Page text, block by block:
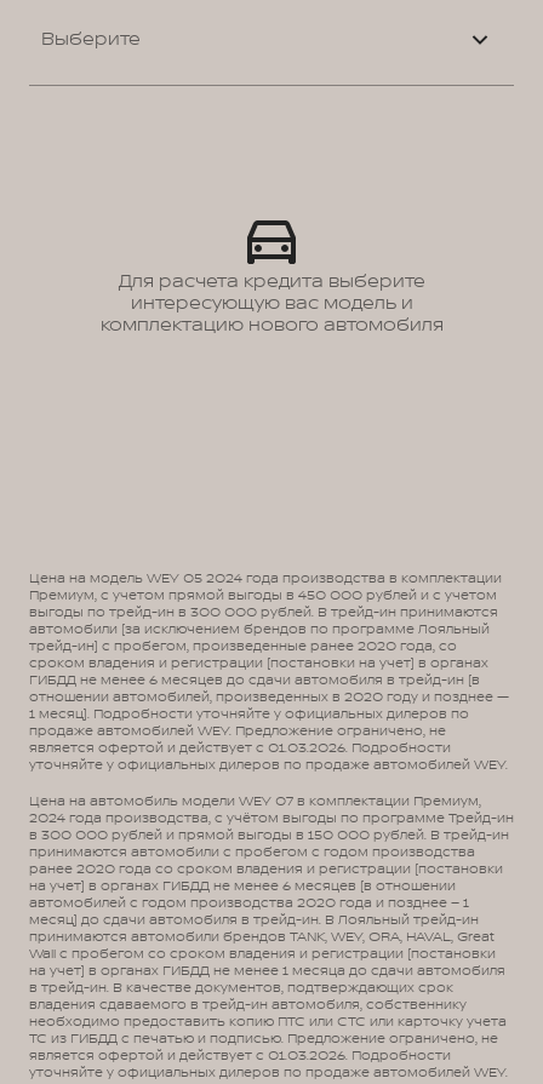
Выберите
Для расчета кредита выберите
интересующую вас модель и
комплектацию нового автомобиля
Цена на модель WEY 05 2024 года производства в комплектации
Премиум, с учетом прямой выгоды в 450 000 рублей и с учетом
выгоды по трейд-ин в 300 000 рублей. В трейд-ин принимаются
автомобили (за исключением брендов по программе Лояльный
трейд-ин) с пробегом, произведенные ранее 2020 года, со
сроком владения и регистрации (постановки на учет) в органах
ГИБДД не менее 6 месяцев до сдачи автомобиля в трейд-ин (в
отношении автомобилей, произведенных в 2020 году и позднее —
1 месяц). Подробности уточняйте у официальных дилеров по
продаже автомобилей WEY. Предложение ограничено, не
является офертой и действует с 01.03.2026. Подробности
уточняйте у официальных дилеров по продаже автомобилей WEY.
Цена на автомобиль модели WEY 07 в комплектации Премиум,
2024 года производства, с учётом выгоды по программе Трейд-ин
в 300 000 рублей и прямой выгоды в 150 000 рублей. В трейд-ин
принимаются автомобили с пробегом с годом производства
ранее 2020 года со сроком владения и регистрации (постановки
на учет) в органах ГИБДД не менее 6 месяцев (в отношении
автомобилей с годом производства 2020 года и позднее – 1
месяц) до сдачи автомобиля в трейд-ин. В Лояльный трейд-ин
принимаются автомобили брендов TANK, WEY, ORA, HAVAL, Great
Wall с пробегом со сроком владения и регистрации (постановки
на учет) в органах ГИБДД не менее 1 месяца до сдачи автомобиля
в трейд-ин. В качестве документов, подтверждающих срок
владения сдаваемого в трейд-ин автомобиля, собственнику
необходимо предоставить копию ПТС или СТС или карточку учета
ТС из ГИБДД с печатью и подписью. Предложение ограничено, не
является офертой и действует с 01.03.2026. Подробности
уточняйте у официальных дилеров по продаже автомобилей WEY.